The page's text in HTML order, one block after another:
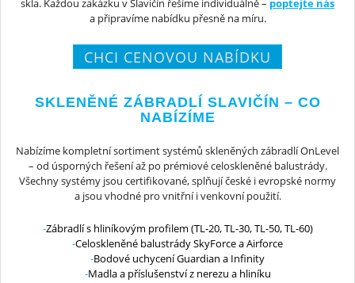
skla. Každou zakázku v Slavičín řešíme individuálně – poptejte nás
a připravíme nabídku přesně na míru.
CHCI CENOVOU NABÍDKU
SKLENĚNÉ ZÁBRADLÍ SLAVIČÍN – CO
NABÍZÍME
Nabízíme kompletní sortiment systémů skleněných zábradlí OnLevel
– od úsporných řešení až po prémiové celoskleněné balustrády.
Všechny systémy jsou certifikované, splňují české i evropské normy
a jsou vhodné pro vnitřní i venkovní použití.
Zábradlí s hliníkovým profilem (TL-20, TL-30, TL-50, TL-60)
Celoskleněné balustrády SkyForce a Airforce
Bodové uchycení Guardian a Infinity
Madla a příslušenství z nerezu a hliníku